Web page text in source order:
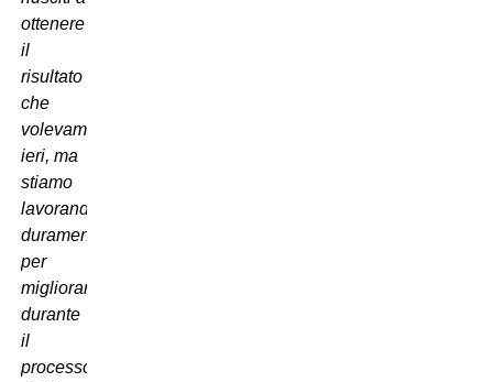
ottenere
il
risultato
che
volevamo
ieri, ma
stiamo
lavorando
duramente
per
migliorare:
durante
il
processo